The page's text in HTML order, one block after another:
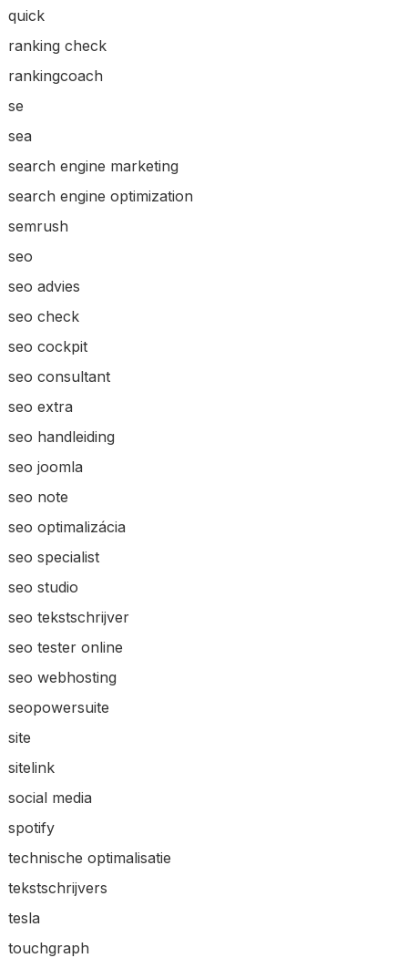
quick
ranking check
rankingcoach
se
sea
search engine marketing
search engine optimization
semrush
seo
seo advies
seo check
seo cockpit
seo consultant
seo extra
seo handleiding
seo joomla
seo note
seo optimalizácia
seo specialist
seo studio
seo tekstschrijver
seo tester online
seo webhosting
seopowersuite
site
sitelink
social media
spotify
technische optimalisatie
tekstschrijvers
tesla
touchgraph